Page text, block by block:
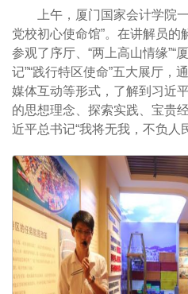
上午，厦门国家会计学院
党校初心使命馆”。在讲解员的
参观了序厅、“两上高山情缘”“
记”“践行特区使命”五大展厅，
媒体互动等形式，了解到习近
的思想理念、探索实践、宝贵
近平总书记“我将无我，不负人